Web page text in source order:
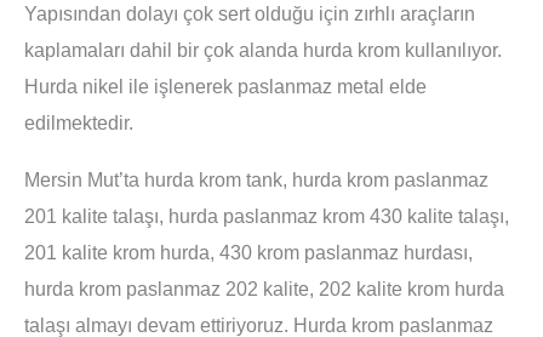
Yapısından dolayı çok sert olduğu için zırhlı araçların
kaplamaları dahil bir çok alanda hurda krom kullanılıyor.
Hurda nikel ile işlenerek paslanmaz metal elde
edilmektedir.
Mersin Mut’ta hurda krom tank, hurda krom paslanmaz
201 kalite talaşı, hurda paslanmaz krom 430 kalite talaşı,
201 kalite krom hurda, 430 krom paslanmaz hurdası,
hurda krom paslanmaz 202 kalite, 202 kalite krom hurda
talaşı almayı devam ettiriyoruz. Hurda krom paslanmaz